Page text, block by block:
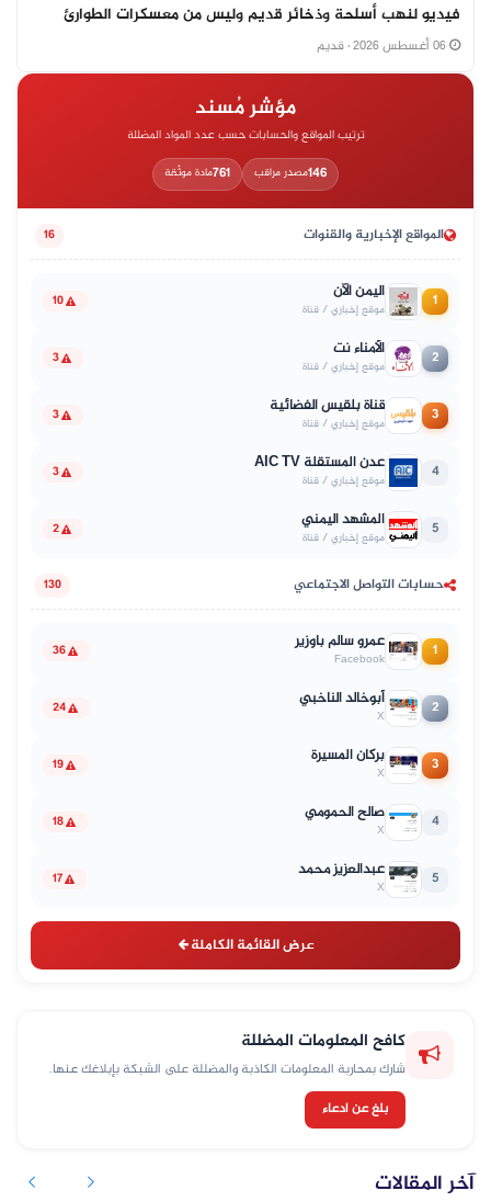
فيديو لنهب أسلحة وذخائر قديم وليس من معسكرات الطوارئ
· قديم
مؤشر مُسند
ترتيب المواقع والحسابات حسب عدد المواد المضللة
146مصدر مراقب 761مادة موثّقة
المواقع الإخبارية والقنوات 16
1 اليمن الآن
موقع إخباري / قناة 10
2 الأمناء نت
موقع إخباري / قناة 3
3 قناة بلقيس الفضائية
موقع إخباري / قناة 3
4 عدن المستقلة AIC TV
موقع إخباري / قناة 3
5 المشهد اليمني
موقع إخباري / قناة 2
حسابات التواصل الاجتماعي 130
1 عمرو سالم باوزير
Facebook
36
2 أبوخالد الناخبي
X
24
3 بركان المسيرة
X
19
4 صالح الحمومي
X
18
5 عبدالعزيز محمد
X
17
عرض القائمة الكاملة
كافح المعلومات المضللة
شارك بمحاربة المعلومات الكاذبة والمضللة على الشبكة بإبلاغك عنها.
بلغ عن ادعاء
آخر المقالات